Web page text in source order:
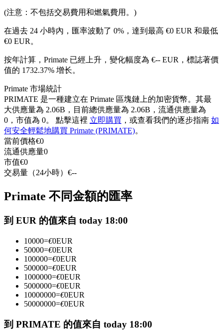
USDC永續
多種以USDC結算的永續合約
跟單
與頂尖交易專家同行
(注意：不包括交易費用和燃氣費用。)
在過去 24 小時內，匯率波動了 0%，達到最高 €0 EUR 和最低
€0 EUR。
按年計算，Primate 已經上升，變化幅度為 €-- EUR，標誌著價
值的 1732.37% 增长。
Primate 市場統計
PRIMATE 是一種建立在 Primate 區塊鏈上的加密貨幣。其最
大供應量為 2.06B，目前總供應量為 2.06B，流通供應量為
0，市值為 0。 點擊這裡 立即購買 ，或查看我們的逐步指南 如
何安全輕鬆地購買 Primate (PRIMATE)。
當前價格€0
流通供應量0
市值€0
交易量（24小時） €--
Primate 不同金額的匯率
到 EUR 的值來自 today 18:00
10000=€0EUR
50000=€0EUR
100000=€0EUR
500000=€0EUR
1000000=€0EUR
5000000=€0EUR
10000000=€0EUR
50000000=€0EUR
到 PRIMATE 的值來自 today 18:00